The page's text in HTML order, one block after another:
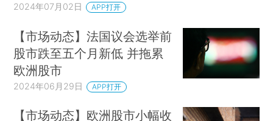
2024年07月02日 APP打开
【市场动态】法国议会选举前
股市跌至五个月新低 并拖累
欧洲股市
2024年06月29日 APP打开
【市场动态】欧洲股市小幅收